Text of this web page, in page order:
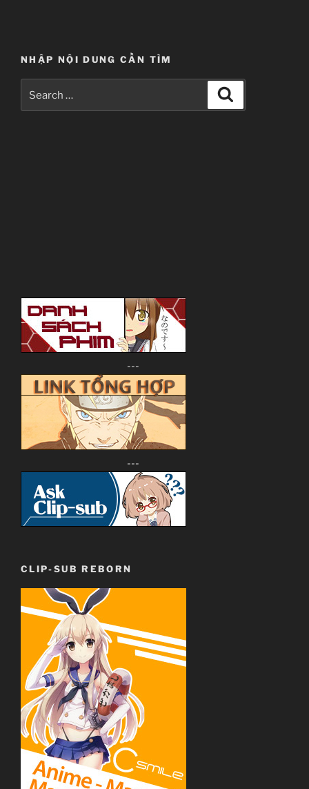
NHẬP NỘI DUNG CẦN TÌM
---
---
CLIP-SUB REBORN